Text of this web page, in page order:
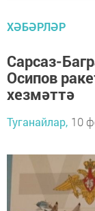
ХӘБӘРЛӘР
Сарсаз-
Осипов
хезмәттә
Туганайлар, 10